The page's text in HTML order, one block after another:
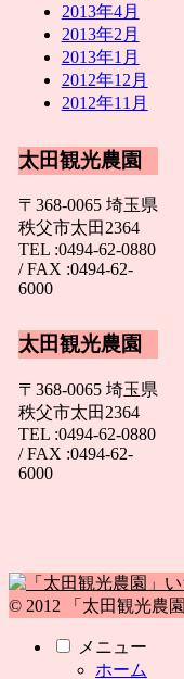
2013年4月
2013年2月
2013年1月
2012年12月
2012年11月
太田観光農園
〒368-0065 埼玉県
秩父市太田2364
TEL :0494-62-0880
/ FAX :0494-62-
6000
太田観光農園
〒368-0065 埼玉県
秩父市太田2364
TEL :0494-62-0880
/ FAX :0494-62-
6000
© 2012 「太田観光農
メニュー
ホーム